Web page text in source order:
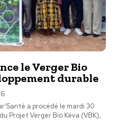
le Verger Bio
durable
a procédé le mardi 30
Projet Verger Bio Kéva (VBK),